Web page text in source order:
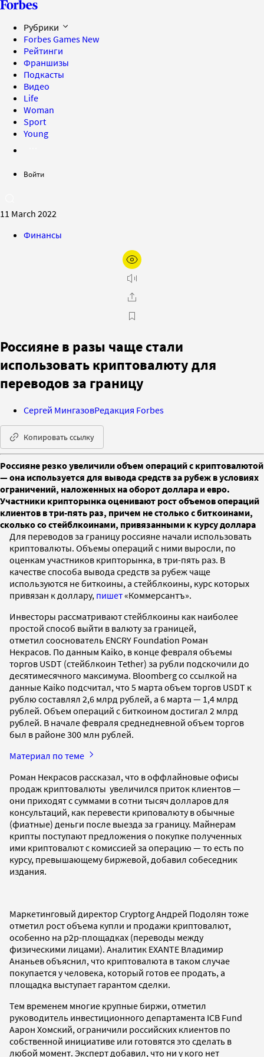
Рубрики
Forbes Games New
Рейтинги
Франшизы
Подкасты
Видео
Life
Woman
Sport
Young
Войти
11 March 2022
Финансы
Россияне в разы чаще стали
использовать криптовалюту для
переводов за границу
Сергей МингазовРедакция Forbes
Копировать ссылку
Россияне резко увеличили объем операций с криптовалютой
— она используется для вывода средств за рубеж в условиях
ограничений, наложенных на оборот доллара и евро.
Участники крипторынка оценивают рост объемов операций
клиентов в три-пять раз, причем не столько с биткоинами,
сколько со стейблкоинами, привязанными к курсу доллара
Для переводов за границу россияне начали использовать
криптовалюты. Объемы операций с ними выросли, по
оценкам участников крипторынка, в три-пять раз. В
качестве способа вывода средств за рубеж чаще
используются не биткоины, а стейблкоины, курс которых
привязан к доллару, пишет«Коммерсантъ».
Инвесторы рассматривают стейблкоины как наиболее
простой способ выйти в валюту за границей,
отметил сооснователь ENCRY Foundation Роман
Некрасов. По данным Kaiko, в конце февраля объемы
торгов USDT (стейблкоин Tether) за рубли подскочили до
десятимесячного максимума. Bloomberg со ссылкой на
данные Kaiko подсчитал, что 5 марта объем торгов USDT к
рублю составлял 2,6 млрд рублей, а 6 марта — 1,4 млрд
рублей. Объем операций с биткоином достигал 2 млрд
рублей. В начале февраля среднедневной объем торгов
был в районе 300 млн рублей.
Материал по теме
Роман Некрасов рассказал, что в оффлайновые офисы
продаж криптовалюты увеличился приток клиентов —
они приходят с суммами в сотни тысяч долларов для
консультаций, как перевести криповалюту в обычные
(фиатные) деньги после выезда за границу. Майнерам
крипты поступают предложения о покупке полученных
ими криптовалют с комиссией за операцию — то есть по
курсу, превышающему биржевой, добавил собеседник
издания.
Маркетинговый директор Cryptorg Андрей Подолян тоже
отметил рост объема купли и продажи криптовалют,
особенно на p2p-площадках (переводы между
физическими лицами). Аналитик EXANTE Владимир
Ананьев объяснил, что криптовалюта в таком случае
покупается у человека, который готов ее продать, а
площадка выступает гарантом сделки.
Тем временем многие крупные биржи, отметил
руководитель инвестиционного департамента ICB Fund
Аарон Хомский, ограничили российских клиентов по
собственной инициативе или готовятся это сделать в
любой момент. Эксперт добавил, что ни у кого нет